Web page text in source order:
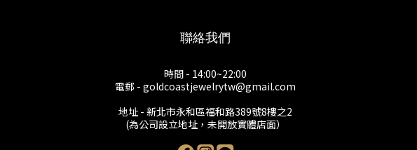
聯絡我們
時間 - 14:00~22:00
電郵 - goldcoastjewelrytw@gmail.com
地址 - 新北市永和區福和路389號8樓之2
(為公司設立地址，未開放實體店面）